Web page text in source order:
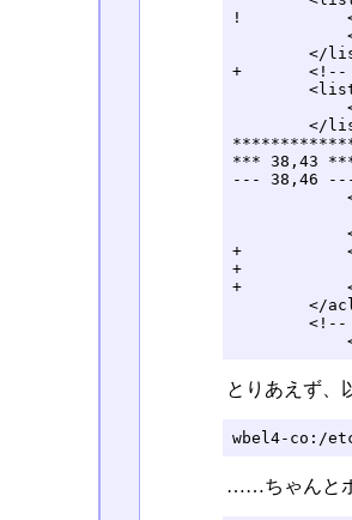
!
</
+       <!--
</
*** 38,43
--- 38,46
+
+
+
</
        <!--
とりあえず
wbel4-co:/
……ちゃんと